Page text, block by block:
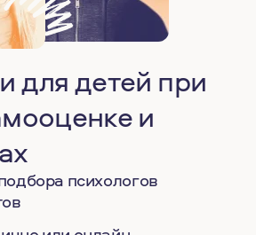
для детей при
и
психологов